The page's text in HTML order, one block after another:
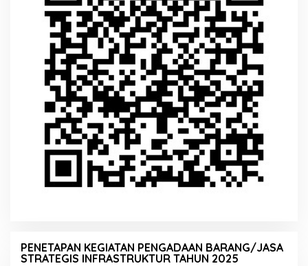
PENETAPAN KEGIATAN PENGADAAN BARANG/JASA
STRATEGIS INFRASTRUKTUR TAHUN 2025